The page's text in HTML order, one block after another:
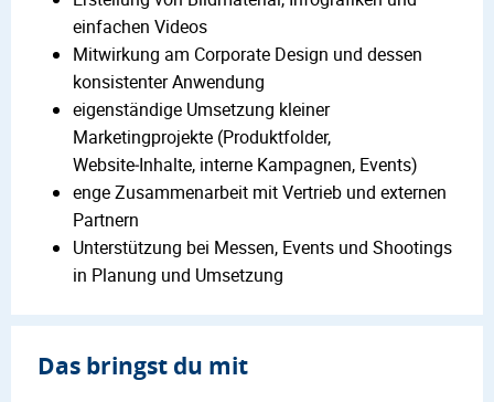
einfachen Videos
Mitwirkung am Corporate Design und dessen
konsistenter Anwendung
eigenständige Umsetzung kleiner
Marketingprojekte (Produktfolder,
Website‑Inhalte, interne Kampagnen, Events)
enge Zusammenarbeit mit Vertrieb und externen
Partnern
Unterstützung bei Messen, Events und Shootings
in Planung und Umsetzung
Das bringst du mit